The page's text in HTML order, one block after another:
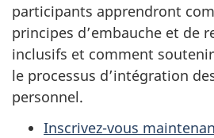
participants apprendront
principes d’embauche et de
inclusifs et comment
le processus d’intégration
personnel.
Inscrivez-vous